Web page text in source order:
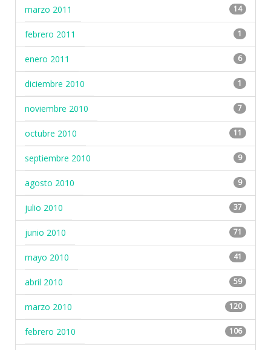
marzo 2011 14
febrero 2011 1
enero 2011 6
diciembre 2010 1
noviembre 2010 7
octubre 2010 11
septiembre 2010 9
agosto 2010 9
julio 2010 37
junio 2010 71
mayo 2010 41
abril 2010 59
marzo 2010 120
febrero 2010 106